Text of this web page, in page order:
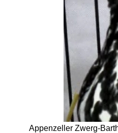
Appenzeller Zwerg-